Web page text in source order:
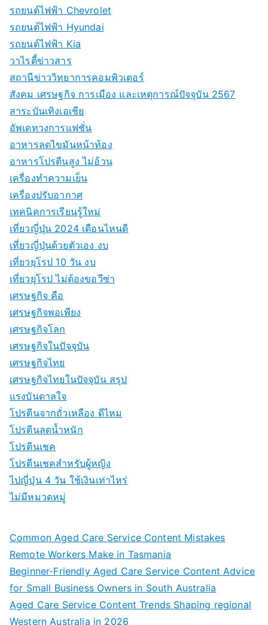
รถยนต์ไฟฟ้า Chevrolet
รถยนต์ไฟฟ้า Hyundai
รถยนต์ไฟฟ้า Kia
วาไรตี้ข่าวสาร
สถานีข่าววิทยาการคอมพิวเตอร์
สังคม เศรษฐกิจ การเมือง และเหตุการณ์ปัจจุบัน 2567
สาระบันเทิงเอเชีย
อัพเดทวงการแฟชั่น
อาหารลดไขมันหน้าท้อง
อาหารโปรตีนสูง ไม่อ้วน
เครื่องทำความเย็น
เครื่องปรับอากาศ
เทคนิคการเรียนรู้ใหม่
เที่ยวญี่ปุ่น 2024 เดือนไหนดี
เที่ยวญี่ปุ่นด้วยตัวเอง งบ
เที่ยวยุโรป 10 วัน งบ
เที่ยวยุโรป ไม่ต้องขอวีซ่า
เศรษฐกิจ คือ
เศรษฐกิจพอเพียง
เศรษฐกิจโลก
เศรษฐกิจในปัจจุบัน
เศรษฐกิจไทย
เศรษฐกิจไทยในปัจจุบัน สรุป
แรงบันดาลใจ
โปรตีนจากถั่วเหลือง ดีไหม
โปรตีนลดน้ำหนัก
โปรตีนเชค
โปรตีนเชคสำหรับผู้หญิง
ไปญี่ปุ่น 4 วัน ใช้เงินเท่าไหร่
ไม่มีหมวดหมู่
Common Aged Care Service Content Mistakes
Remote Workers Make in Tasmania
Beginner-Friendly Aged Care Service Content Advice
for Small Business Owners in South Australia
Aged Care Service Content Trends Shaping regional
Western Australia in 2026